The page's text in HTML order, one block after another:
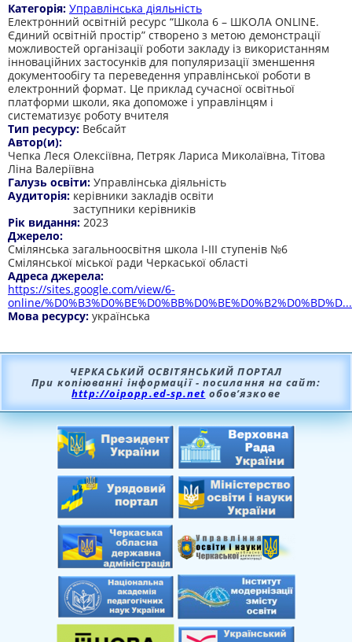
Категорія: Управлінська діяльність
Електронний освітній ресурс “Школа 6 – ШКОЛА ONLINE.
Єдиний освітній простір” створено з метою демонстрації
можливостей організації роботи закладу із використанням
інноваційних застосунків для популяризації зменшення
документообігу та переведення управлінської роботи в
електронний формат. Це приклад сучасної освітньої
платформи школи, яка допоможе і управлінцям і
систематизує роботу вчителя
Тип ресурсу: Вебсайт
Автор(и):
Чепка Леся Олексіївна, Петряк Лариса Миколаївна, Тітова
Ліна Валеріївна
Галузь освіти: Управлінська діяльність
Аудиторія: керівники закладів освіти
заступники керівників
Рік видання: 2023
Джерело:
Смілянська загальноосвітня школа І-ІІІ ступенів №6
Смілянської міської ради Черкаської області
Адреса джерела:
https://sites.google.com/view/6-
online/%D0%B3%D0%BE%D0%BB%D0%BE%D0%B2%D0%BD%D...
Мова ресурсу: українська
ЧЕРКАСЬКИЙ ОСВІТЯНСЬКИЙ ПОРТАЛ
При копіюванні інформації - посилання на сайт:
http://oipopp.ed-sp.net обов’язкове